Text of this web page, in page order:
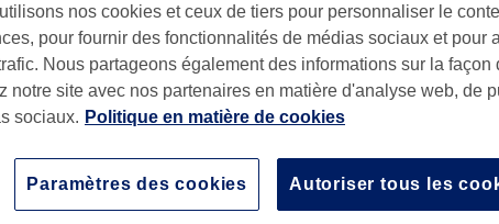
Ambiance
Propreté
nos cookies et ceux de tiers pour personnaliser le
pour fournir des fonctionnalités de médias sociaux et pour
Nous partageons également des informations sur la façon
notre site avec nos partenaires en matière d'analyse web, de
sociaux. Politique en matière de cookies
Autoriser tous les
Paramètres des cookies